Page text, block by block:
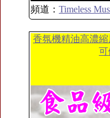
頻道： Timeless
香氛機精油高濃
可